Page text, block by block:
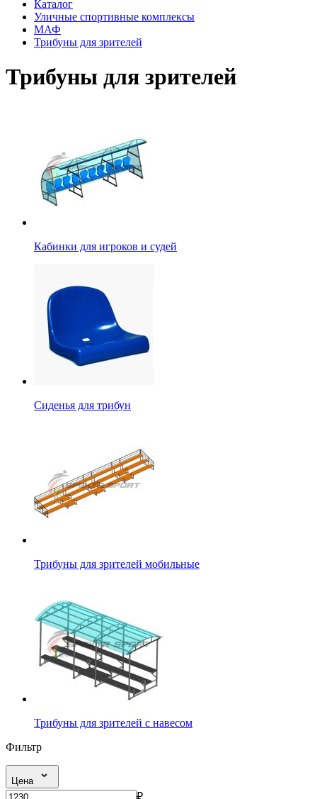
Каталог
Уличные спортивные комплексы
МАФ
Трибуны для зрителей
Трибуны для зрителей
Кабинки для игроков и судей
Сиденья для трибун
Трибуны для зрителей мобильные
Трибуны для зрителей с навесом
Фильтр
Цена
₽